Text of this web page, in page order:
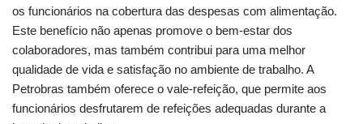
os funcionários na cobertura das despesas com alimentação.
Este benefício não apenas promove o bem-estar dos
colaboradores, mas também contribui para uma melhor
qualidade de vida e satisfação no ambiente de trabalho. A
Petrobras também oferece o vale-refeição, que permite aos
funcionários desfrutarem de refeições adequadas durante a